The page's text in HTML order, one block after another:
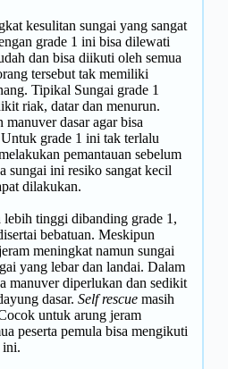
kesulitan sungai yang sangat
grade 1 ini bisa dilewati
dan bisa diikuti oleh semua
tersebut tak memiliki
Tipikal Sungai grade 1
riak, datar dan menurun.
dasar agar bisa
grade 1 ini tak terlalu
pemantauan sebelum
sungai ini resiko sangat kecil
dilakukan.
tinggi dibanding grade 1,
bebatuan. Meskipun
meningkat namun sungai
yang lebar dan landai. Dalam
manuver diperlukan dan sedikit
dasar. Self rescuemasih
untuk arung jeram
peserta pemula bisa mengikuti
ini.